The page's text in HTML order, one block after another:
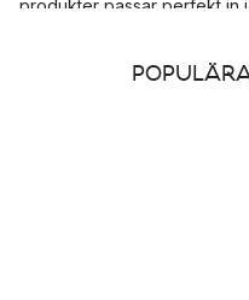
produkter passar perfekt in
matcha olika material,